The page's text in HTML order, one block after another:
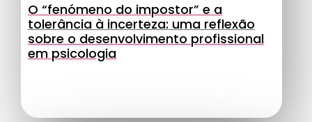
O “fenómeno do impostor” e a
tolerância à incerteza: uma reflexão
sobre o desenvolvimento profissional
em psicologia